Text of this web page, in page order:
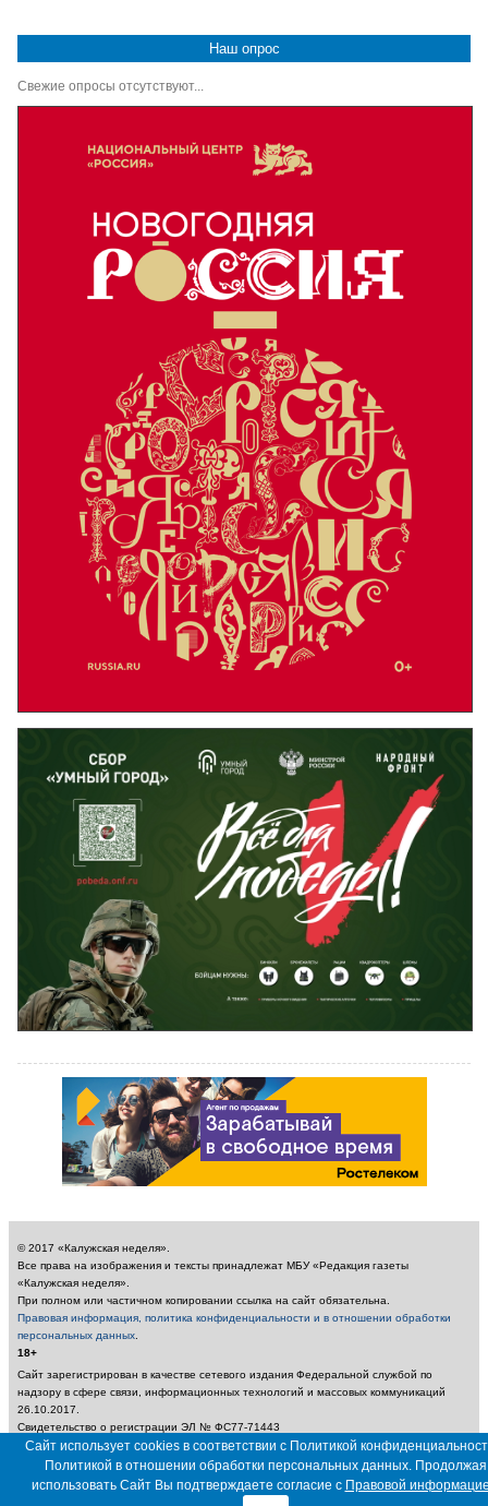
Наш опрос
Свежие опросы отсутствуют...
© 2017 «Калужская неделя».
Все права на изображения и тексты принадлежат МБУ «Редакция газеты
«Калужская неделя».
При полном или частичном копировании ссылка на сайт обязательна.
Правовая информация, политика конфиденциальности и в отношении обработки
персональных данных
18+
Сайт зарегистрирован в качестве сетевого издания Федеральной службой по
надзору в сфере связи, информационных технологий и массовых коммуникаций
26.10.2017.
Свидетельство о регистрации ЭЛ № ФС77-71443
Учредитель: Муниципальное бюджетное учреждение «Редакция газеты «Калужская
неделя»
Главный редактор: Амбарцумян А. Ю. / Электронный адрес редакции:
nedelya_kaluga@adm.kaluga.ru / Телефон редакции: 400-424
Сайт использует cookies в соответствии с Политикой
Политикой в отношении обработки персональных данных. Продолжая
использовать Сайт Вы подтверждаете согласие с Правовой